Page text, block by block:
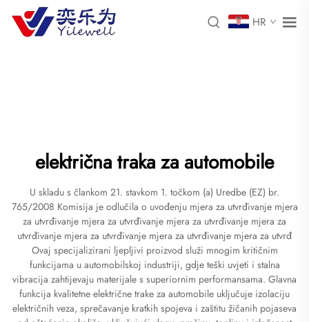
HR
električna traka za automobile
U skladu s člankom 21. stavkom 1. točkom (a) Uredbe (EZ) br.
765/2008 Komisija je odlučila o uvođenju mjera za utvrđivanje mjera
za utvrđivanje mjera za utvrđivanje mjera za utvrđivanje mjera za
utvrđivanje mjera za utvrđivanje mjera za utvrđivanje mjera za utvrđ
Ovaj specijalizirani ljepljivi proizvod služi mnogim kritičnim
funkcijama u automobilskoj industriji, gdje teški uvjeti i stalna
vibracija zahtijevaju materijale s superiornim performansama. Glavna
funkcija kvalitetne električne trake za automobile uključuje izolaciju
električnih veza, sprečavanje kratkih spojeva i zaštitu žičanih pojaseva